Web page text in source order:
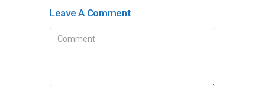
Leave A Comment
Comment